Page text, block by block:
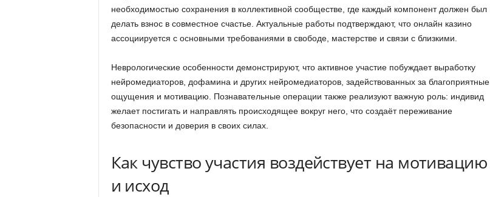
необходимостью сохранения в коллективной сообществе, где каждый компонент должен был
делать взнос в совместное счастье. Актуальные работы подтверждают, что онлайн казино
ассоциируется с основными требованиями в свободе, мастерстве и связи с близкими.
Неврологические особенности демонстрируют, что активное участие побуждает выработку
нейромедиаторов, дофамина и других нейромедиаторов, задействованных за благоприятные
ощущения и мотивацию. Познавательные операции также реализуют важную роль: индивид
желает постигать и направлять происходящее вокруг него, что создаёт переживание
безопасности и доверия в своих силах.
Как чувство участия воздействует на мотивацию
и исход